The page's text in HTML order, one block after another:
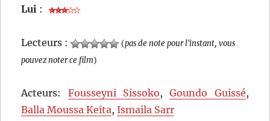
Lui :
Lecteurs : (pas de note pour l'instant, vous
pouvez noter ce film)
Acteurs: Fousseyni Sissoko,Goundo Guissé,
Balla Moussa Keita,Ismaila Sarr